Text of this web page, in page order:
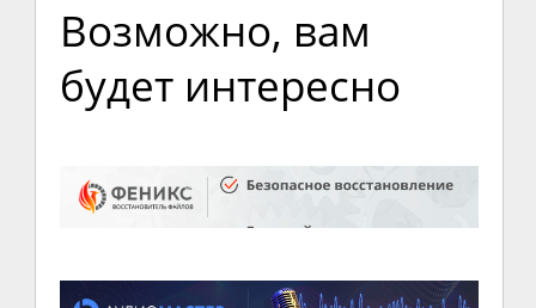
Возможно, вам
будет интересно